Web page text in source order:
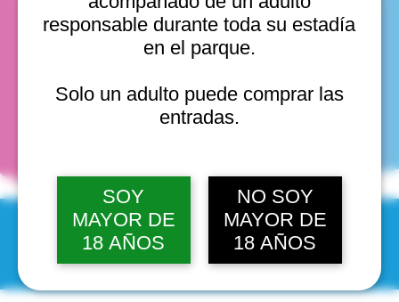
responsable durante toda su estadía
en el parque.
Solo un adulto puede comprar las
entradas.
SOY
MAYOR DE
18 AÑOS
NO SOY
MAYOR DE
18 AÑOS
Ver 10
fechas
© 2025 by Scantastic.